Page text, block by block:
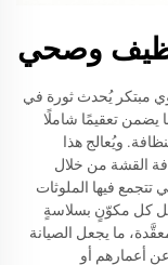
وصحي
مبتكر يُحدث ثورة في
يضمن تعقيمًا شاملًا
ويُعالج هذا
القشة من خلال
تتجمع فيها الملوثات
كل مكوّنٍ بسلاسةٍ
ما يجعل الصيانة
أعمارهم أو